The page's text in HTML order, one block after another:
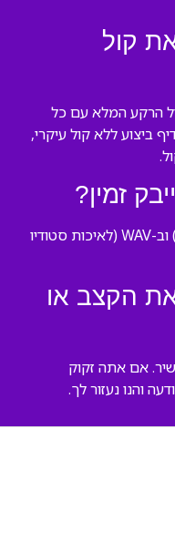
קול
הרקע המלא עם כל
ביצוע ללא קול עיקרי,
זמין?
הפלייבק זמין ב-MP3 (לנגנים רגילים) וב-WAV (לאיכות סטודיו
הקצב או
אם אתה זקוק
והנו נעזור לך.